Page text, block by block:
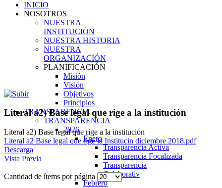
INICIO
NOSOTROS
NUESTRA
INSTITUCIÓN
NUESTRA HISTORIA
NUESTRA
ORGANIZACIÓN
PLANIFICACIÓN
Misión
Visión
Objetivos
Principios
TRANSPARENCIA
TRANSPARENCIA
2026
Enero
Transparencia Activa
Transparencia Focalizada
Transparencia
Colaborativ
Febrero
Literal a2) Base legal que rige a la institución
Literal a2) Base legal que rige a la institución
Literal a2 Base legal que rige la Institucin diciembre 2018.pdf
Descarga
Vista Previa
Cantidad de ítems por página